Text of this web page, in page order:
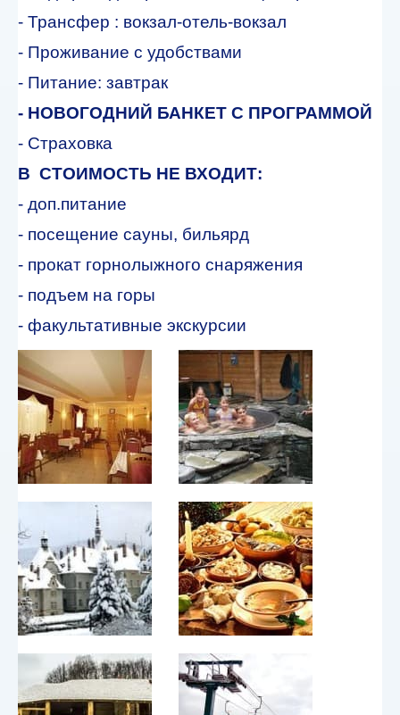
- Трансфер : вокзал-отель-вокзал
- Проживание с удобствами
- Питание: завтрак
- НОВОГОДНИЙ БАНКЕТ С ПРОГРАММОЙ
- Страховка
В СТОИМОСТЬ НЕ ВХОДИТ:
- доп.питание
- посещение сауны, бильярд
- прокат горнолыжного снаряжения
- подъем на горы
- факультативные экскурсии